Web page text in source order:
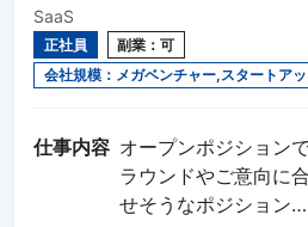
SaaS
正社員
副業：可
会社規模：メガベンチャー,スタートア
仕事内容 オープンポジション
ラウンドやご意向に
せそうなポジション…